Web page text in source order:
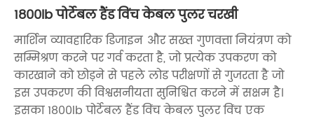
1800lb पोर्टेबल हैंड विंच केबल पुलर चरखी
मार्शिन व्यावहारिक डिजाइन और सख्त गुणवत्ता नियंत्रण को
सम्मिश्रण करने पर गर्व करता है, जो प्रत्येक उपकरण को
कारखाने को छोड़ने से पहले लोड परीक्षणों से गुजरता है जो
इस उपकरण की विश्वसनीयता सुनिश्चित करने में सक्षम है।
इसका 1800lb पोर्टेबल हैंड विंच केबल पुलर विंच एक